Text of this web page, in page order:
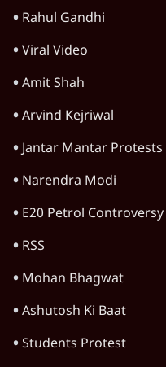
Rahul Gandhi
Viral Video
Amit Shah
Arvind Kejriwal
Jantar Mantar Protests
Narendra Modi
E20 Petrol Controversy
RSS
Mohan Bhagwat
Ashutosh Ki Baat
Students Protest